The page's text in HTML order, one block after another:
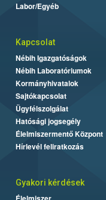
Labor/Egyéb
Kapcsolat
Nébih Igazgatóságok
Nébih Laboratóriumok
Kormányhivatalok
Sajtókapcsolat
Ügyfélszolgálat
Hatósági jogsegély
Élelmiszermentő Központ
Hírlevél feliratkozás
Gyakori kérdések